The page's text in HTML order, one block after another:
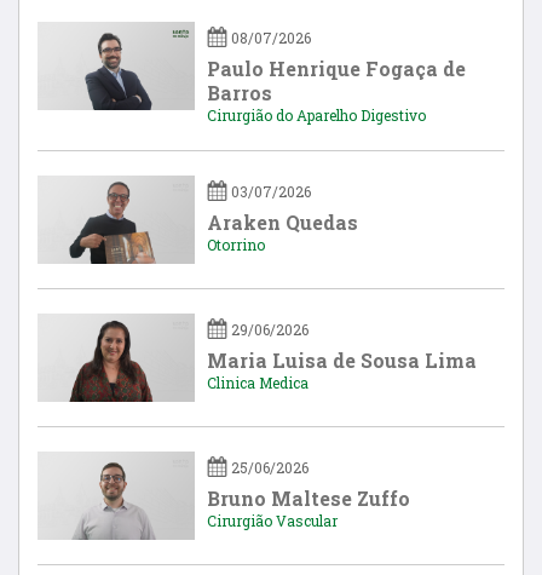
08/07/2026
Paulo Henrique Fogaça de
Barros
Cirurgião do Aparelho Digestivo
03/07/2026
Araken Quedas
Otorrino
29/06/2026
Maria Luisa de Sousa Lima
Clinica Medica
25/06/2026
Bruno Maltese Zuffo
Cirurgião Vascular